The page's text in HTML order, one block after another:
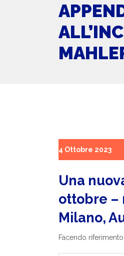
4 Ottobre 2023
Una
ottobre –
Milano,
Facendo riferimento